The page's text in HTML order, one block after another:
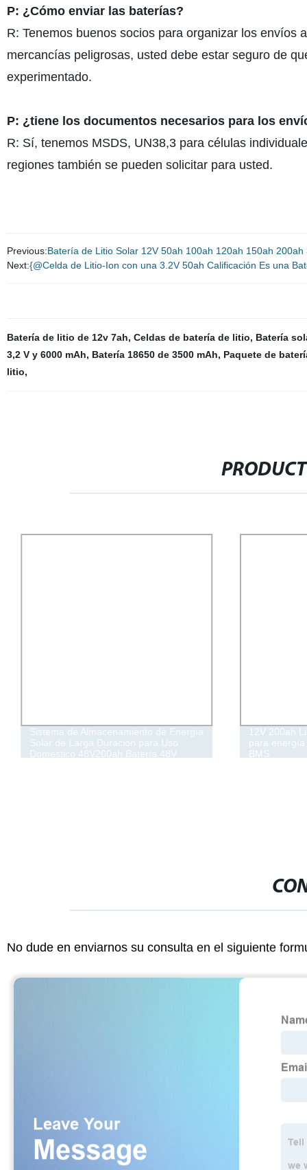
P: ¿Cómo enviar las baterías?
R: Tenemos buenos socios para organizar los
mercancías peligrosas, usted debe estar seguro de
experimentado.
P: ¿tiene los documentos necesarios para los
R: Sí, tenemos MSDS, UN38,3 para células
regiones también se pueden solicitar para usted.
Previous:Batería de Litio Solar 12V 50ah 100ah 120ah 150ah
Next:{@Celda de Litio-Ion con una 3.2V 50ah Calificación Es una
Batería de litio de 12v 7ah, Celdas de batería de litio, Batería
3,2 V y 6000 mAh, Batería 18650 de 3500 mAh, Paquete de
litio,
Sistema de Almacenamiento de Energía
Solar de Larga Duración para Uso
Doméstico 48V200ah Batería 48V
12V 200ah
para
BMS
No dude en enviarnos su consulta en el siguiente